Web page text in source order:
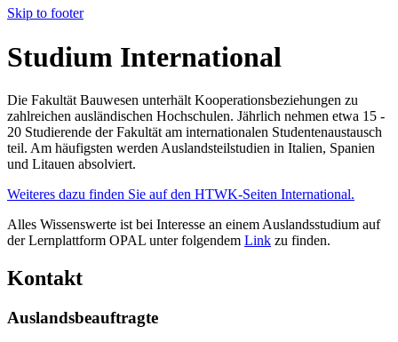
Skip to footer
Studium International
Die Fakultät Bauwesen unterhält Kooperationsbeziehungen zu
zahlreichen ausländischen Hochschulen. Jährlich nehmen etwa 15 -
20 Studierende der Fakultät am internationalen Studentenaustausch
teil. Am häufigsten werden Auslandsteilstudien in Italien, Spanien
und Litauen absolviert.
Weiteres dazu finden Sie auf den HTWK-Seiten International.
Alles Wissenswerte ist bei Interesse an einem Auslandsstudium auf
der Lernplattform OPAL unter folgendem Link zu finden.
Kontakt
Auslandsbeauftragte